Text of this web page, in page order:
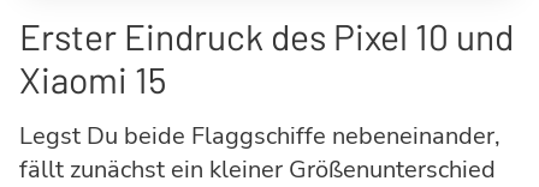
Erster Eindruck des Pixel 10 und
Xiaomi 15
Legst Du beide Flaggschiffe nebeneinander,
fällt zunächst ein kleiner Größenunterschied